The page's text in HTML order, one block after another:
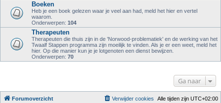
Boeken
Heb je een boek gelezen waar je veel aan had, meld het hier en vertel
waarom.
Onderwerpen: 104
Therapeuten
Therapeuten die thuis zijn in de 'Norwood-problematiek' en de werking van het
Twaalf Stappen programma zijn moeilijk te vinden. Als je er een weet, meld het
hier. Op die manier kun je je lotgenoten een dienst bewijzen.
Onderwerpen: 70
Ga naar
Forumoverzicht Alle tijden zijn UTC+02:00
Verwijder cookies